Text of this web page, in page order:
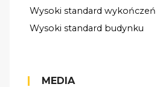
Wysoki standard wykończeń
Wysoki standard budynku
MEDIA